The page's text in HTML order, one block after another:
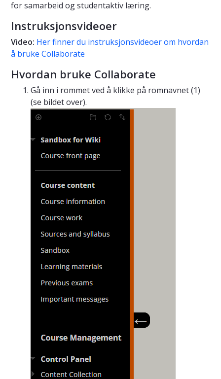
for samarbeid og studentaktiv læring.
Instruksjonsvideoer
Video: Her finner du instruksjonsvideoer om hvordan
å bruke Collaborate
Hvordan bruke Collaborate
Gå inn i rommet ved å klikke på romnavnet (1)
(se bildet over).